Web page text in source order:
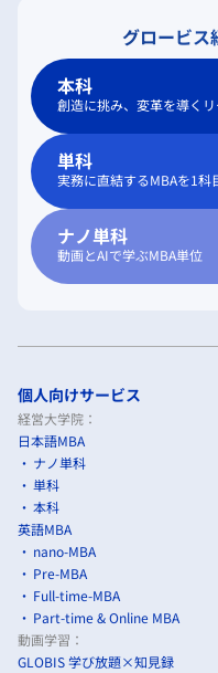
グロービス
本科
創造に挑み、変革を導く
単科
実務に直結するMBAを1科
ナノ単科
動画とAIで学ぶMBA単位
個人向けサービス
経営大学院：
日本語MBA
ナノ単科
単科
本科
英語MBA
nano-MBA
Pre-MBA
Full-time-MBA
Part-time & Online MBA
動画学習：
GLOBIS 学び放題×知見録